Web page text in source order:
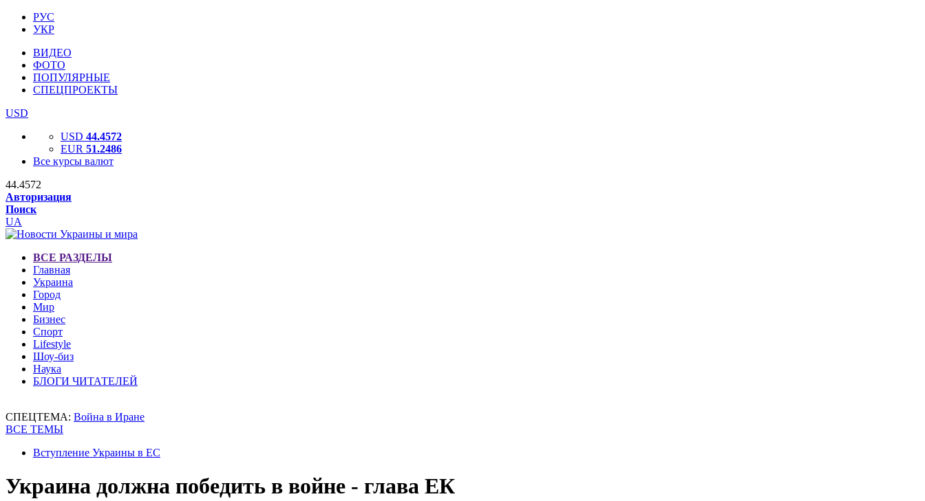
РУС
УКР
ВИДЕО
ФОТО
ПОПУЛЯРНЫЕ
СПЕЦПРОЕКТЫ
USD
USD 44.4572
EUR 51.2486
Все курсы валют
44.4572
Авторизация
Поиск
UA
ВСЕ РАЗДЕЛЫ
Главная
Украина
Город
Мир
Бизнес
Спорт
Lifestyle
Шоу-биз
Наука
БЛОГИ ЧИТАТЕЛЕЙ
СПЕЦТЕМА: Война в Иране
ВСЕ ТЕМЫ
Вступление Украины в ЕС
Украина должна победить в войне - глава ЕК